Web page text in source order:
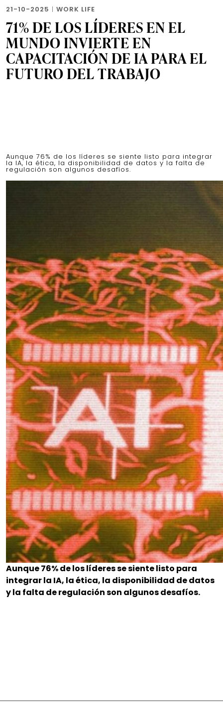
21-10-2025 | WORK LIFE
71% DE LOS LÍDERES EN EL
MUNDO INVIERTE EN
CAPACITACIÓN DE IA PARA EL
FUTURO DEL TRABAJO
Aunque 76% de los líderes se siente listo para integrar
la IA, la ética, la disponibilidad de datos y la falta de
regulación son algunos desafíos.
Aunque 76% de los líderes se siente listo para
integrar la IA, la ética, la disponibilidad de datos
y la falta de regulación son algunos desafíos.